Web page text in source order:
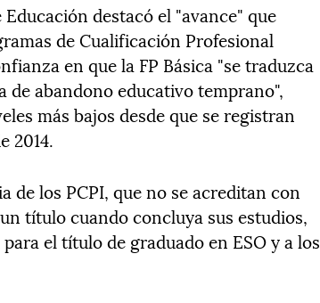
destacó el "avance" que
de Cualificación Profesional
en que la FP Básica "se traduzca
de abandono educativo temprano",
más bajos desde que se registran
2014.
de los PCPI, que no se acreditan con
título cuando concluya sus estudios,
el título de graduado en ESO y a los